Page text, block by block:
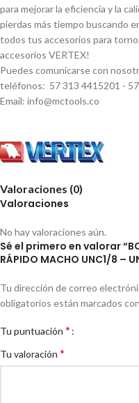
para mejorar la eficiencia y la
pierdas más tiempo buscando
todos tus accesorios para
accesorios VERTEX!
Puedes comunicarse con
teléfonos: 57 313 4415201 -
Email: info@mctools.co
Valoraciones (0)
Valoraciones
No hay valoraciones aún.
Sé el primero en valorar
RÁPIDO MACHO UNC1/8 –
Tu dirección de correo
obligatorios están marcados con
Tu puntuación *
Tu valoración *